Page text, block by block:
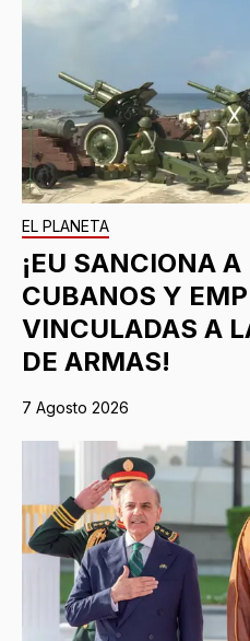
EL PLANETA
¡EU SANCIONA
CUBANOS Y
VINCULADAS A
DE ARMAS!
7 Agosto 2026